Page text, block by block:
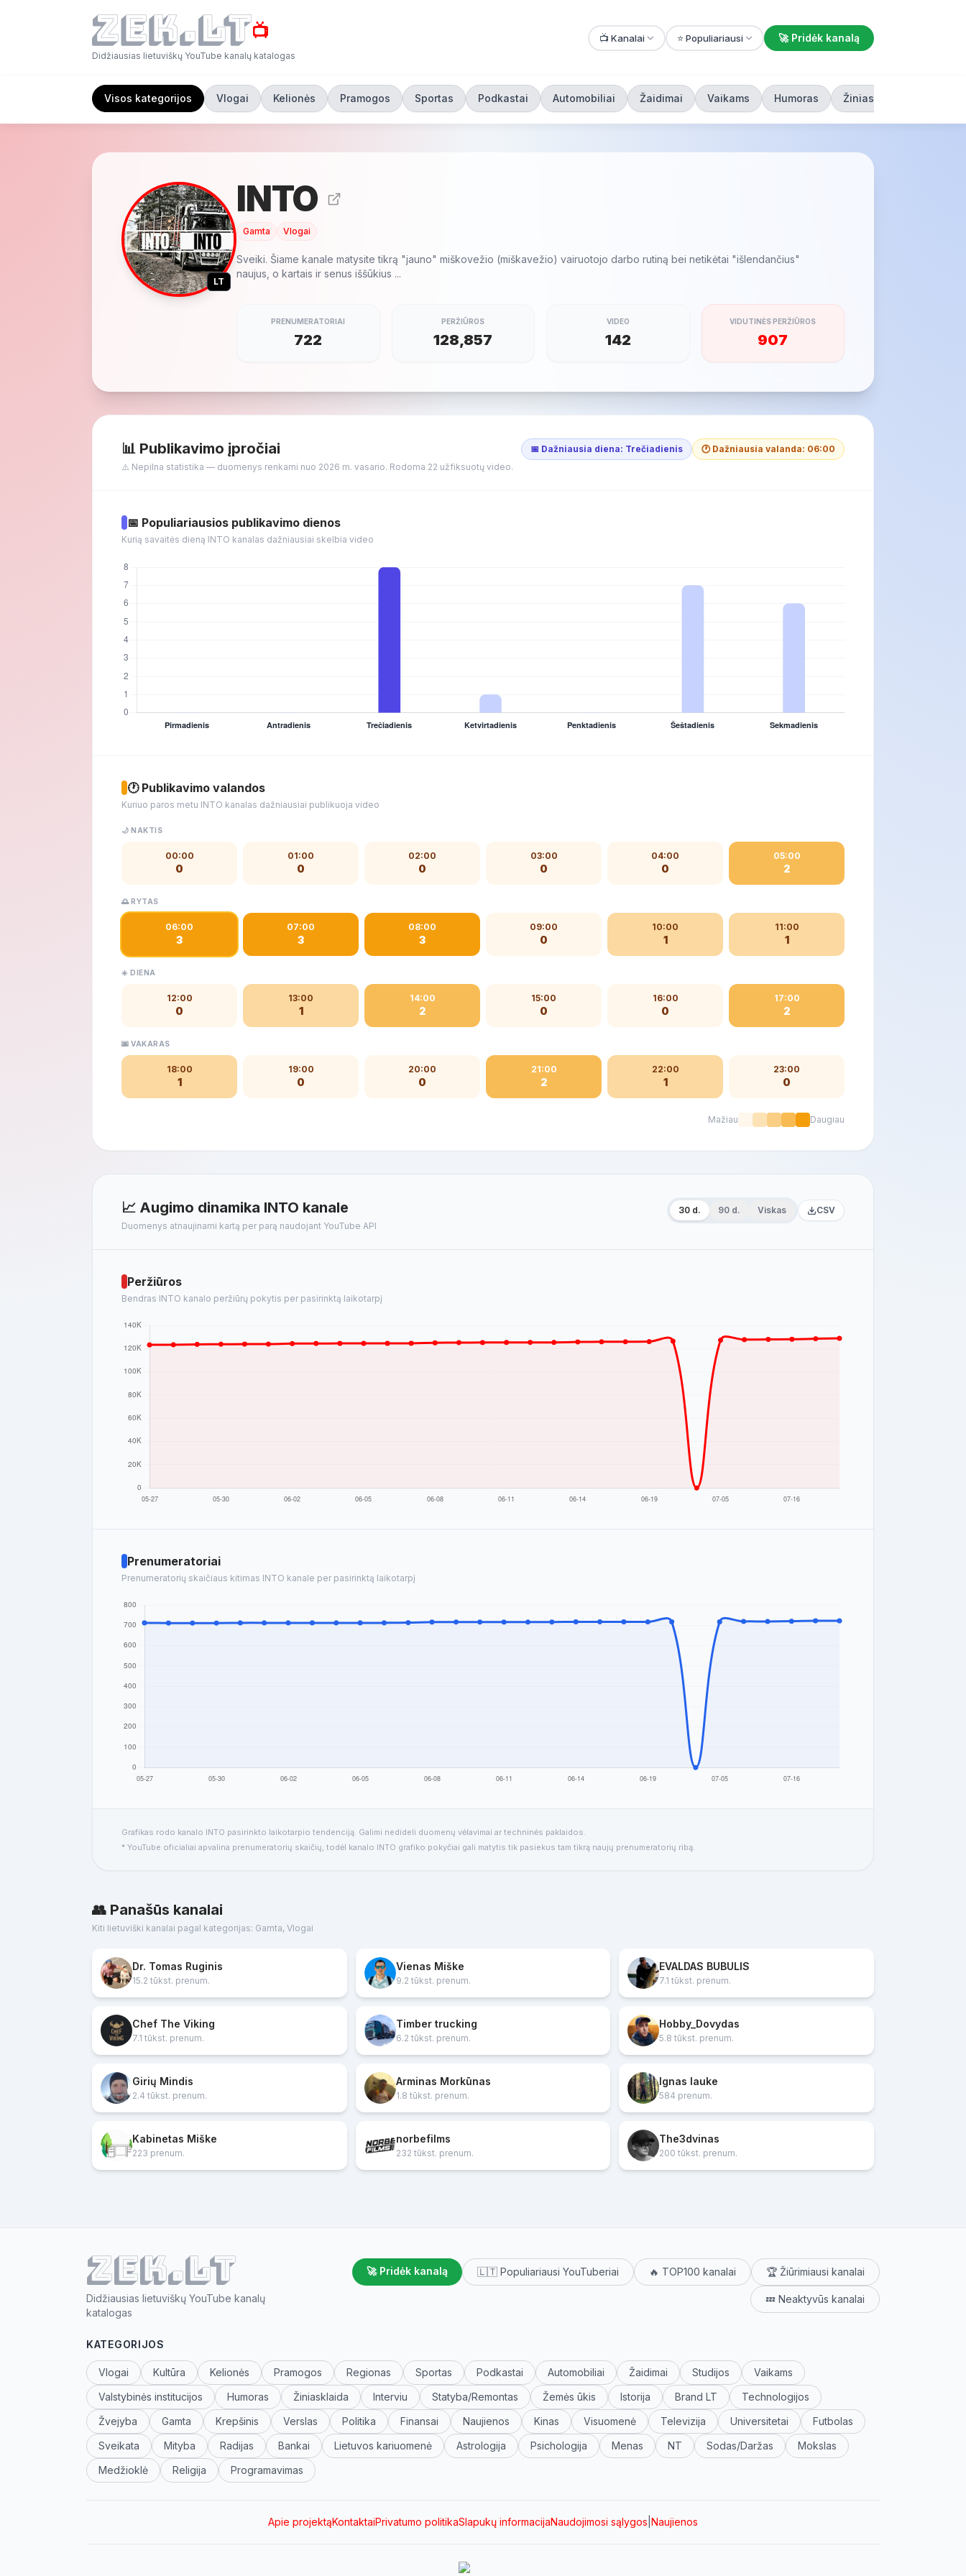
📺
Didžiausias lietuviškų YouTube kanalų katalogas
📺 Kanalai ⭐ Populiariausi 🚀 Pridėk kanalą
Visos kategorijos Vlogai Kelionės Pramogos Sportas Podkastai Automobiliai Žaidimai Vaikams Humoras Žiniasklaida
LT
INTO
Gamta Vlogai
Sveiki. Šiame kanale matysite tikrą "jauno" miškovežio (miškavežio) vairuotojo darbo rutiną bei netikėtai "išlendančius"
naujus, o kartais ir senus iššūkius ...
PRENUMERATORIAI
722
PERŽIŪROS
128,857
VIDEO
142
VIDUTINĖS PERŽIŪROS
907
📊 Publikavimo įpročiai
⚠️ Nepilna statistika — duomenys renkami nuo 2026 m. vasario. Rodoma 22 užfiksuotų video.
📅 Dažniausia diena: Trečiadienis 🕐 Dažniausia valanda: 06:00
📅 Populiariausios publikavimo dienos
Kurią savaitės dieną INTO kanalas dažniausiai skelbia video
🕐 Publikavimo valandos
Kuriuo paros metu INTO kanalas dažniausiai publikuoja video
🌙 NAKTIS
00:00
0
01:00
0
02:00
0
03:00
0
04:00
0
05:00
2
🌅 RYTAS
06:00
3
07:00
3
08:00
3
09:00
0
10:00
1
11:00
1
☀️ DIENA
12:00
0
13:00
1
14:00
2
15:00
0
16:00
0
17:00
2
🌆 VAKARAS
18:00
1
19:00
0
20:00
0
21:00
2
22:00
1
23:00
0
Mažiau Daugiau
📈 Augimo dinamika INTO kanale
Duomenys atnaujinami kartą per parą naudojant YouTube API
30 d. 90 d. Viskas CSV
Peržiūros
Bendras INTO kanalo peržiūrų pokytis per pasirinktą laikotarpį
Prenumeratoriai
Prenumeratorių skaičiaus kitimas INTO kanale per pasirinktą laikotarpį
Grafikas rodo kanalo INTO pasirinkto laikotarpio tendenciją. Galimi nedideli duomenų vėlavimai ar techninės paklaidos.
* YouTube oficialiai apvalina prenumeratorių skaičių, todėl kanalo INTO grafiko pokyčiai gali matytis tik pasiekus tam tikrą naujų prenumeratorių ribą.
👥 Panašūs kanalai
Kiti lietuviški kanalai pagal kategorijas: Gamta, Vlogai
Dr. Tomas Ruginis
15.2 tūkst. prenum.
Vienas Miške
9.2 tūkst. prenum.
EVALDAS BUBULIS
7.1 tūkst. prenum.
Chef The Viking
7.1 tūkst. prenum.
Timber trucking
6.2 tūkst. prenum.
Hobby_Dovydas
5.8 tūkst. prenum.
Girių Mindis
2.4 tūkst. prenum.
Arminas Morkūnas
1.8 tūkst. prenum.
Ignas lauke
584 prenum.
Kabinetas Miške
223 prenum.
norbefilms
232 tūkst. prenum.
The3dvinas
200 tūkst. prenum.
ZEK.lt
Didžiausias lietuviškų YouTube kanalų
katalogas
🚀 Pridėk kanalą 🇱🇹 Populiariausi YouTuberiai 🔥 TOP100 kanalai 🏆 Žiūrimiausi kanalai
💤 Neaktyvūs kanalai
KATEGORIJOS
Vlogai Kultūra Kelionės Pramogos Regionas Sportas Podkastai Automobiliai Žaidimai Studijos
Vaikams
Valstybinės institucijos
Humoras Žiniasklaida Interviu Statyba/Remontas Žemės ūkis Istorija Brand LT
Technologijos
Žvejyba
Gamta Krepšinis Verslas Politika Finansai Naujienos Kinas Visuomenė Televizija Universitetai
Futbolas
Sveikata
Mityba Radijas Bankai Lietuvos kariuomenė Astrologija Psichologija Menas NT Sodas/Daržas
Mokslas
Medžioklė
Religija Programavimas
Apie projektąKontaktaiPrivatumo politikaSlapukų informacijaNaudojimosi sąlygos Naujienos